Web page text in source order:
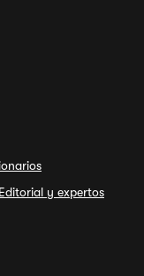
y expertos